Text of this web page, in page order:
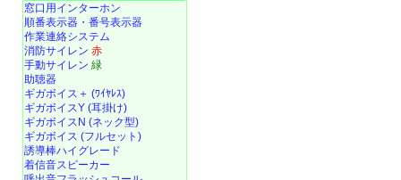
窓口用インターホン
順番表示器・番号表示器
作業連絡システム
消防サイレン 赤
手動サイレン 緑
助聴器
ギガボイス＋ (ﾜｲﾔﾚｽ)
ギガボイスY (耳掛け)
ギガボイスN (ネック型)
ギガボイス (フルセット)
誘導棒ハイグレード
着信音スピーカー